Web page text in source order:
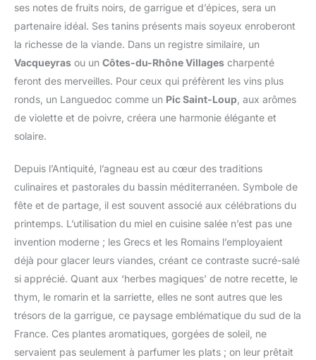
ses notes de fruits noirs, de garrigue et d’épices, sera un
partenaire idéal. Ses tanins présents mais soyeux enroberont
la richesse de la viande. Dans un registre similaire, un
Vacqueyras ou un Côtes-du-Rhône Villages charpenté
feront des merveilles. Pour ceux qui préfèrent les vins plus
ronds, un Languedoc comme un Pic Saint-Loup , aux arômes
de violette et de poivre, créera une harmonie élégante et
solaire.
Depuis l’Antiquité, l’agneau est au cœur des traditions
culinaires et pastorales du bassin méditerranéen. Symbole de
fête et de partage, il est souvent associé aux célébrations du
printemps. L’utilisation du miel en cuisine salée n’est pas une
invention moderne ; les Grecs et les Romains l’employaient
déjà pour glacer leurs viandes, créant ce contraste sucré-salé
si apprécié. Quant aux ‘herbes magiques’ de notre recette, le
thym, le romarin et la sarriette, elles ne sont autres que les
trésors de la garrigue, ce paysage emblématique du sud de la
France. Ces plantes aromatiques, gorgées de soleil, ne
servaient pas seulement à parfumer les plats ; on leur prêtait